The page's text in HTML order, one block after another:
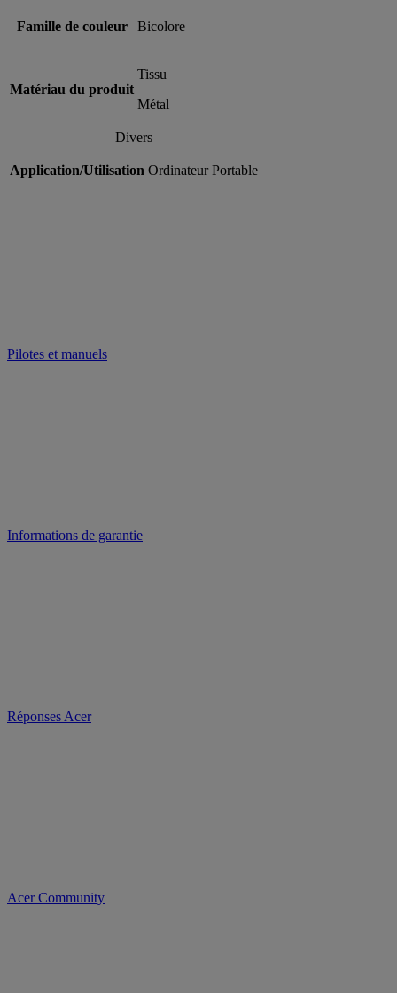
Famille de couleur Bicolore
Matériau du produit
Tissu
Métal
Divers
Application/Utilisation Ordinateur Portable
Pilotes et manuels
Informations de garantie
Réponses Acer
Acer Community